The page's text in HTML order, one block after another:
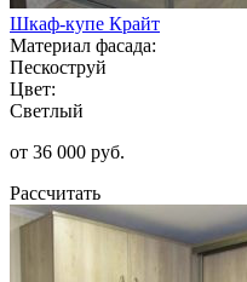
Шкаф-купе Крайт
Материал фасада:
Пескоструй
Цвет:
Светлый
от 36 000 руб.
Рассчитать